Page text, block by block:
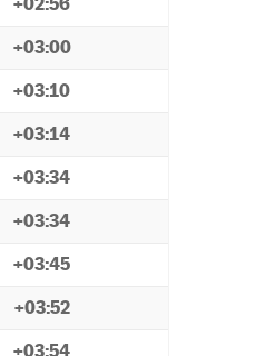
+03:00
+03:10
+03:14
+03:34
+03:34
+03:45
+03:52
+03:54